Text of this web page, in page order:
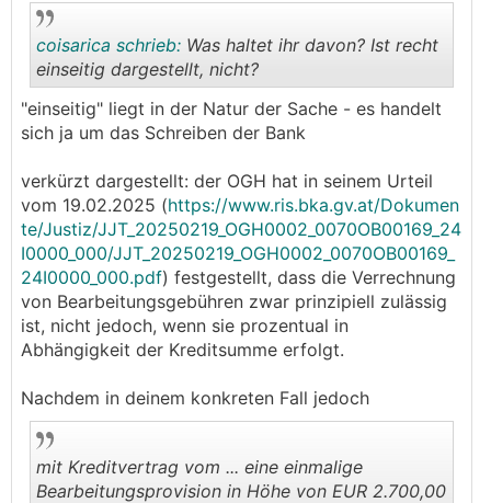
..
coisarica schrieb: Was haltet ihr davon? Ist recht
einseitig dargestellt, nicht?
"einseitig" liegt in der Natur der Sache - es handelt
sich ja um das Schreiben der Bank
verkürzt dargestellt: der OGH hat in seinem Urteil
vom 19.02.2025 (https://www.ris.bka.gv.at/Dokumen
te/Justiz/JJT_20250219_OGH0002_0070OB00169_24
I0000_000/JJT_20250219_OGH0002_0070OB00169_
24I0000_000.pdf) festgestellt, dass die Verrechnung
von Bearbeitungsgebühren zwar prinzipiell zulässig
ist, nicht jedoch, wenn sie prozentual in
Abhängigkeit der Kreditsumme erfolgt.
Nachdem in deinem konkreten Fall jedoch
mit Kreditvertrag vom ... eine einmalige
Bearbeitungsprovision in Höhe von EUR 2.700,00